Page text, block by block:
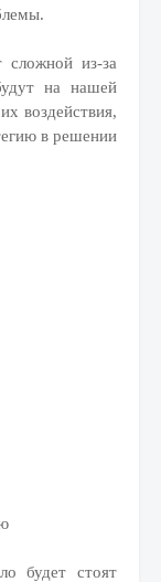
сложной из-за
на нашей
воздействия,
в решении
будет стоят